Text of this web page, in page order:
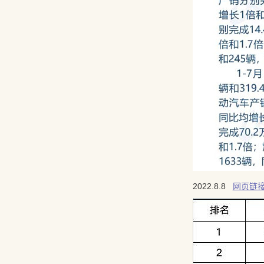
2022.8.8 网页链